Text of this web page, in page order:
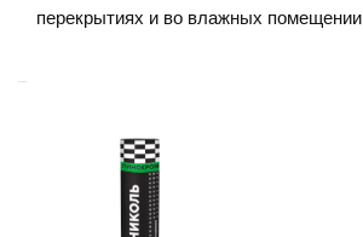
перекрытиях и во влажных помещении